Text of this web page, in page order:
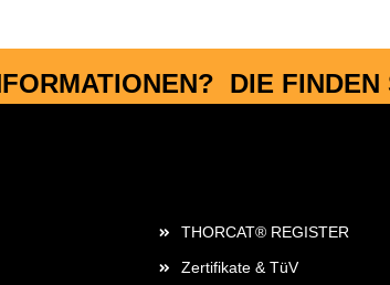
DIE FINDEN
THORCAT® REGISTER
Zertifikate & TüV